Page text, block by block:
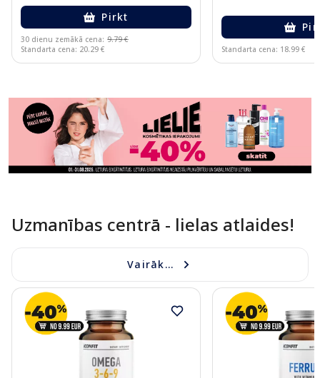
Pirkt
30 dienu zemākā cena: 9.79 €
Standarta cena: 20.29 €
Standarta cena: 18.99 €
Uzmanības centrā - lielas atlaides!
Vairāk...